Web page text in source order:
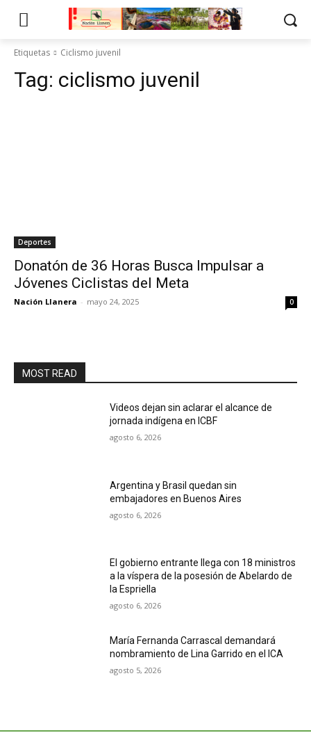
Etiquetas Ciclismo juvenil
Tag: ciclismo juvenil
Deportes
Donatón de 36 Horas Busca Impulsar a
Jóvenes Ciclistas del Meta
Nación Llanera - mayo 24, 2025 0
MOST READ
Videos dejan sin aclarar el alcance de
jornada indígena en ICBF
agosto 6, 2026
Argentina y Brasil quedan sin
embajadores en Buenos Aires
agosto 6, 2026
El gobierno entrante llega con 18 ministros
a la víspera de la posesión de Abelardo de
la Espriella
agosto 6, 2026
María Fernanda Carrascal demandará
nombramiento de Lina Garrido en el ICA
agosto 5, 2026